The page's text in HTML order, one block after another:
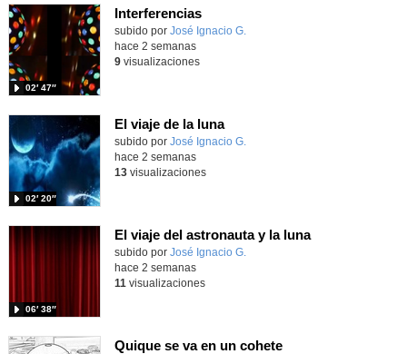
Interferencias
Contenido educativo.
subido por José Ignacio G.
02′ 47″
hace 2 semanas
9visualizaciones
El viaje de la luna
Contenido educativo.
subido por José Ignacio G.
02′ 20″
hace 2 semanas
13visualizaciones
El viaje del astronauta y la luna
Contenido educativo.
subido por José Ignacio G.
06′ 38″
hace 2 semanas
11 visualizaciones
Quique se va en un cohete